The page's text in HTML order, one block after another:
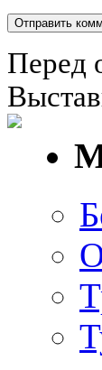
Перед